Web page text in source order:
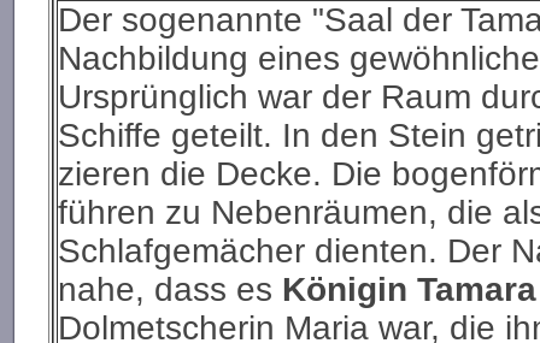
Der sogenannte "Saal der
Nachbildung eines
Ursprünglich war der Raum
Schiffe geteilt. In den Stein
zieren die Decke. Die
führen zu Nebenräumen, die
Schlafgemächer dienten. Der
nahe, dass es Königin Tamara
Dolmetscherin Maria war, die